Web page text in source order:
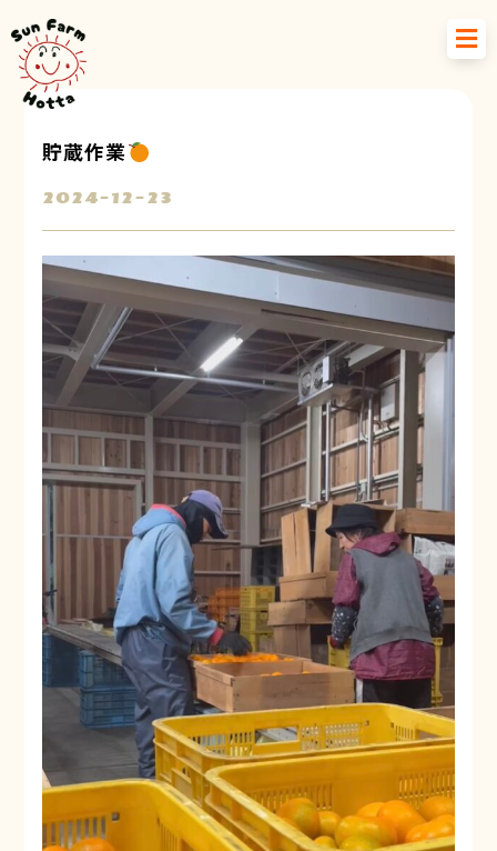
貯蔵作業
2024-12-23